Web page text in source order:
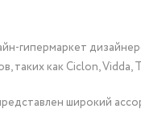
гипермаркет
таких как Ciclon,
широкий